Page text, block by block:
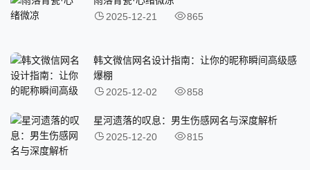
2025-12-21
865
韩文微信网名设计指南：让你的昵称瞬间高级感
爆棚
2025-12-02
858
星河遗落的叹息：男生伤感网名与深度解析
2025-12-20
815